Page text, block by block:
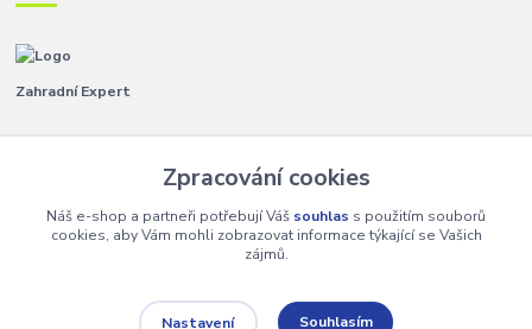
Zahradní Expert
info@zahradniexpert.cz
Zpracování cookies
Náš e-shop a partneři potřebují Váš souhlas s použitím souborů
cookies, aby Vám mohli zobrazovat informace týkající se Vašich
zájmů.
Nastavení Souhlasím